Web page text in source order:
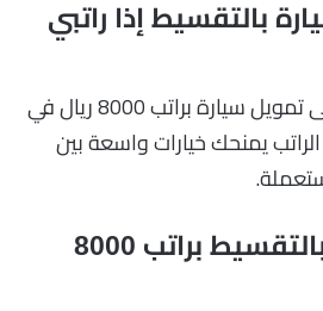
بالتقسيط إذا راتبي
نعم، يمكن الحصول على تمويل سيارة براتب 8000 ريال في
يمنحك خيارات واسعة بين
ما أفضل سيارة بالتقسيط براتب 8000